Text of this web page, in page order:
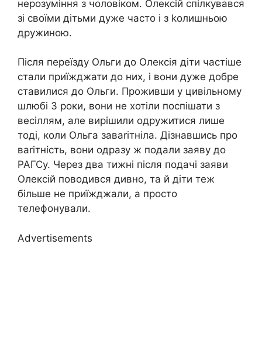
нерозуміння з чоловіком. Олексій спілкувався
зі своїми дітьми дуже часто і з kолишньою
дружиною.
Після переїзду Ольги до Олексія діти частіше
стали приїжджати до них, і вони дуже добре
ставилися до Ольги. Проживши у цивільному
шлюбі 3 роки, вони не хотіли поспішати з
весіллям, але вирішили одружитися лише
тоді, коли Ольга заваrітніла. Дізнавшись про
ваrітність, вони одразу ж подали заяву до
РАГСу. Через два тижні після подачі заяви
Олексій поводився дивно, та й діти теж
більше не приїжджали, а просто
телефонували.
Advertisements